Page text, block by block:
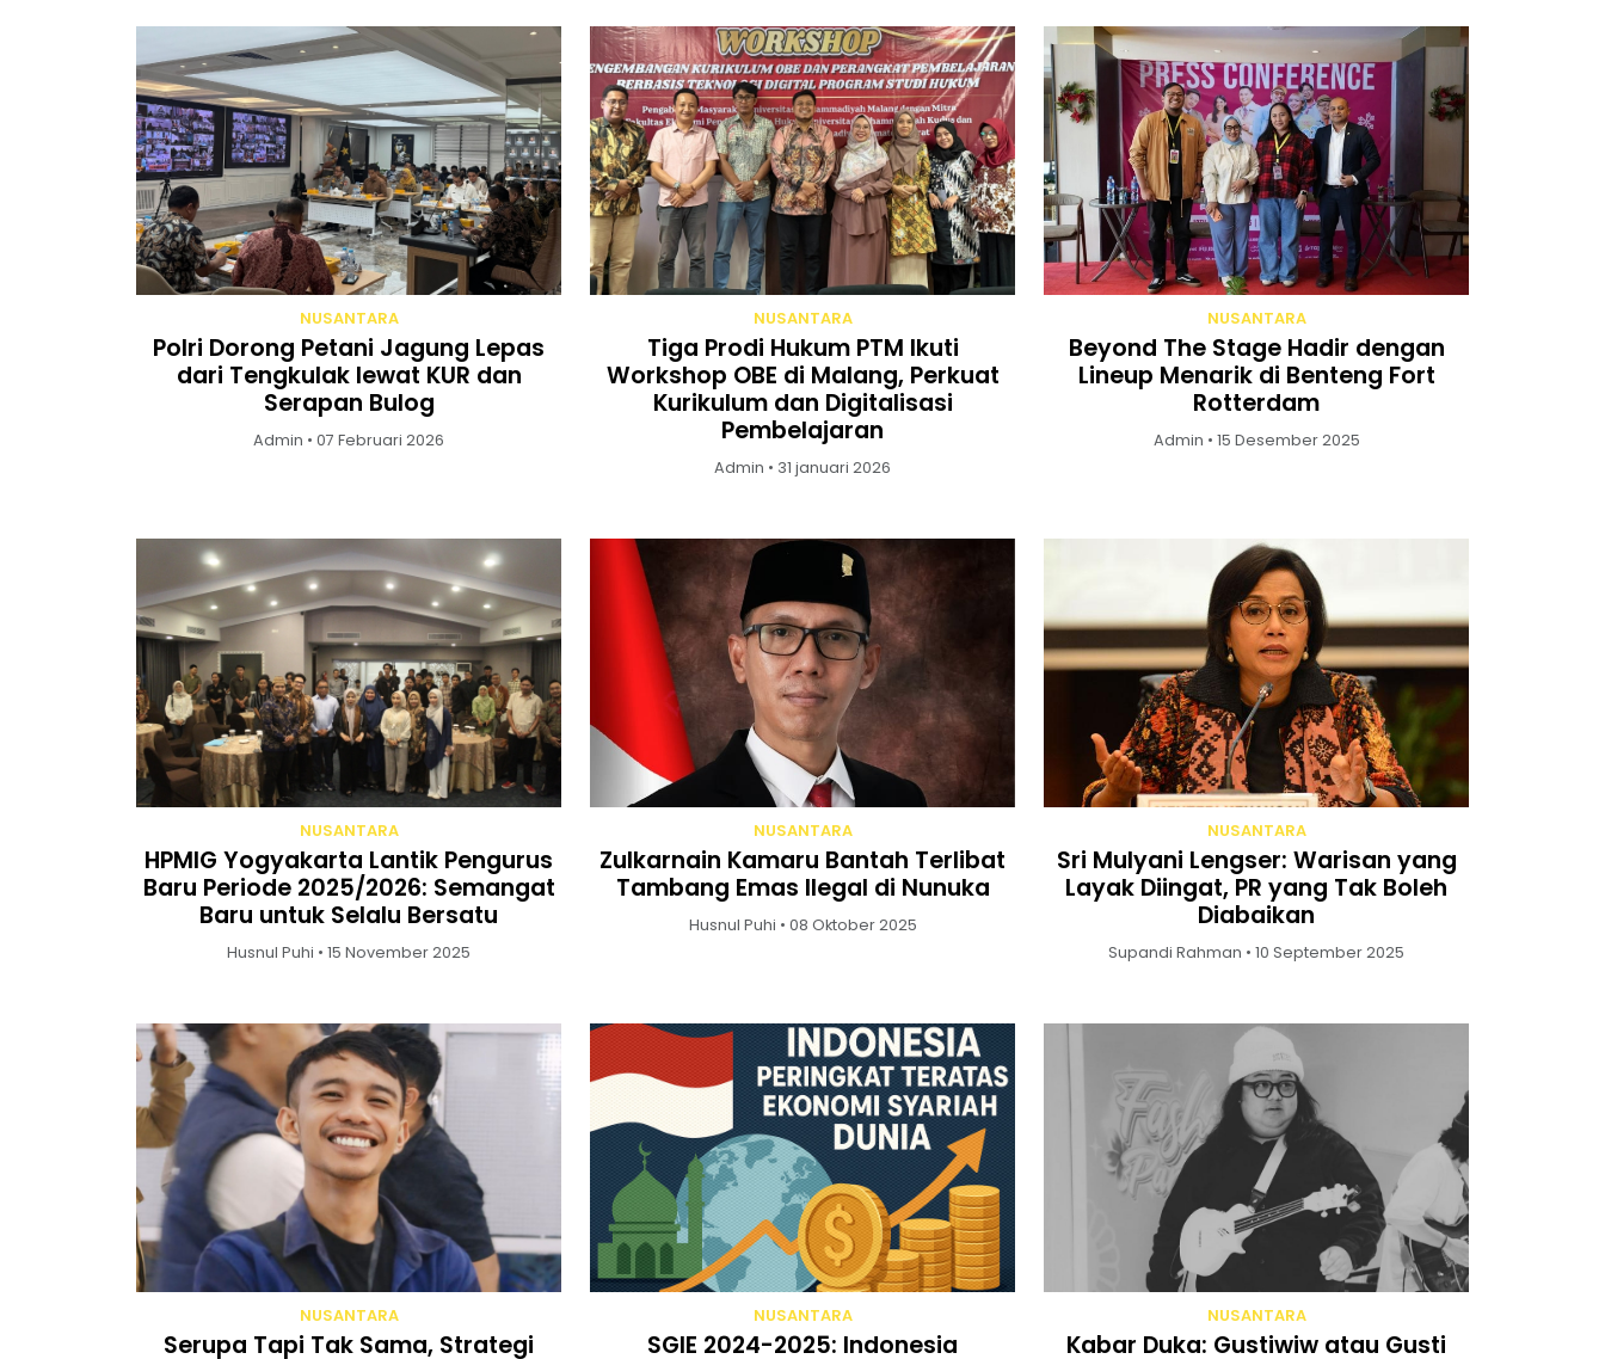
NUSANTARA
Polri Dorong Petani Jagung Lepas
dari Tengkulak lewat KUR dan
Serapan Bulog
Admin • 07 Februari 2026
NUSANTARA
Tiga Prodi Hukum PTM Ikuti
Workshop OBE di Malang, Perkuat
Kurikulum dan Digitalisasi
Pembelajaran
Admin • 31 januari 2026
NUSANTARA
Beyond The Stage Hadir dengan
Lineup Menarik di Benteng Fort
Rotterdam
Admin • 15 Desember 2025
NUSANTARA
HPMIG Yogyakarta Lantik Pengurus
Baru Periode 2025/2026: Semangat
Baru untuk Selalu Bersatu
Husnul Puhi • 15 November 2025
NUSANTARA
Zulkarnain Kamaru Bantah Terlibat
Tambang Emas Ilegal di Nunuka
Husnul Puhi • 08 Oktober 2025
NUSANTARA
Sri Mulyani Lengser: Warisan yang
Layak Diingat, PR yang Tak Boleh
Diabaikan
Supandi Rahman • 10 September 2025
NUSANTARA
Serupa Tapi Tak Sama, Strategi
NUSANTARA
SGIE 2024-2025: Indonesia
NUSANTARA
Kabar Duka: Gustiwiw atau Gusti